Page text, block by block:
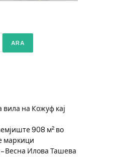
ARA
вила на Кожуф кај
908 м² во
маркици
Весна Илова Ташева